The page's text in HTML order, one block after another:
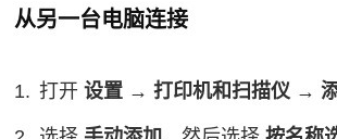
从另一台电脑连接
打开 设置 → 打印机和扫描仪 →